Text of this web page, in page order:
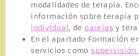
modalidades de terapia.
información sobre terapia
individual, de parejas y
En el apartado Formación
servicios como supervisión